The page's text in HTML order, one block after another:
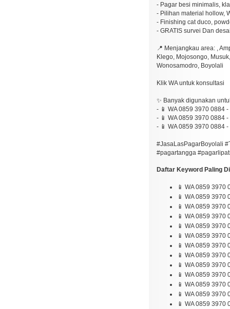
- Pagar besi minimalis,
- Pilihan material hollow,
- Finishing cat duco,
- GRATIS survei Dan
📍 Menjangkau area: ,
Klego, Mojosongo,
Wonosamodro, Boyolali
Klik WA untuk konsultasi
✨ Banyak digunakan
- 📱 WA 0859 3970 0884
- 📱 WA 0859 3970 0884
- 📱 WA 0859 3970 0884
#JasaLasPagarBoyolali
#pagartangga
Daftar Keyword Paling
📱 WA 0859 3970
📱 WA 0859 3970
📱 WA 0859
📱 WA 0859 3970
📱 WA 0859 3970
📱 WA 0859 3970
📱 WA 0859 3970
📱 WA 0859 3970
📱 WA 0859
📱 WA 0859 3970
📱 WA 0859
📱 WA 0859 3970
📱 WA 0859